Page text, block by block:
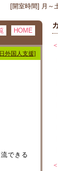
[開室時間] 月～
HOME
外国人支援]
できる